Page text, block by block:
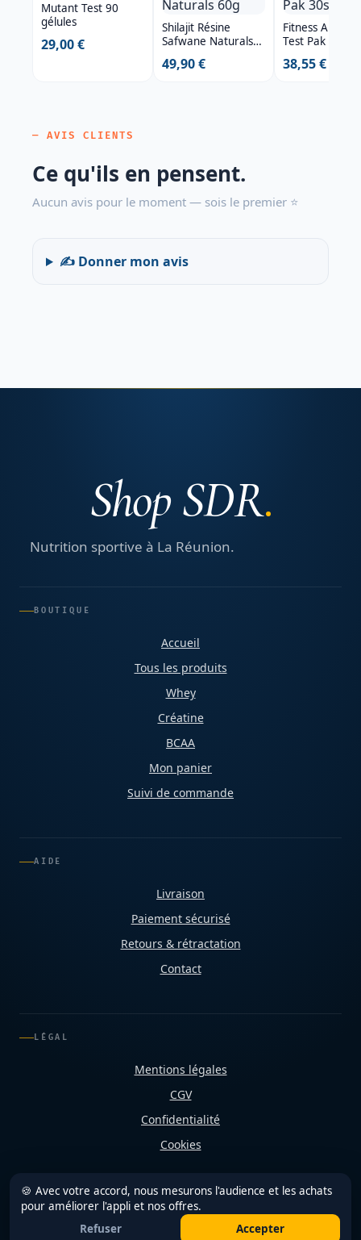
Mutant Test 90
gélules
29,00 €
Shilajit Résine
Safwane Naturals
49,90 €
Fitness
Test Pak
38,55 €
— AVIS CLIENTS
Ce qu'ils en pensent.
Aucun avis pour le moment — sois le premier ⭐
✍️ Donner mon avis
Shop SDR
Nutrition sportive à La Réunion.
BOUTIQUE
Accueil
Tous les produits
Whey
Créatine
BCAA
Mon panier
Suivi de commande
AIDE
Livraison
Paiement sécurisé
Retours & rétractation
Contact
LÉGAL
Mentions légales
CGV
Confidentialité
Cookies
🍪 Avec votre accord, nous mesurons l'audience et les achats
pour améliorer l'appli et nos offres.
Refuser
Accepter